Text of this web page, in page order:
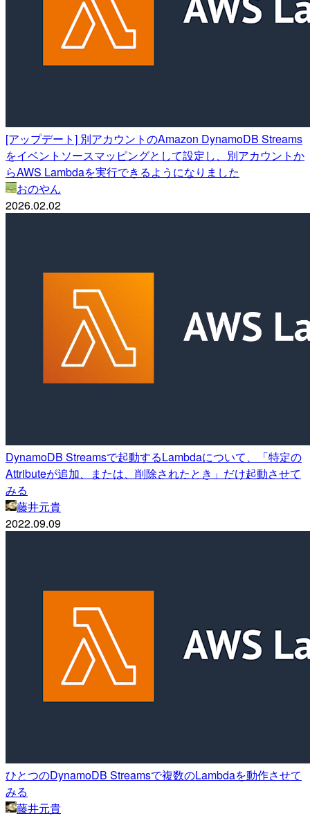
[アップデート] 別アカウントのAmazon DynamoDB Streams
をイベントソースマッピングとして設定し、別アカウントか
らAWS Lambdaを実行できるようになりました
おのやん
2026.02.02
DynamoDB Streamsで起動するLambdaについて、「特定の
Attributeが追加、または、削除されたとき」だけ起動させて
みる
藤井元貴
2022.09.09
ひとつのDynamoDB Streamsで複数のLambdaを動作させて
みる
藤井元貴